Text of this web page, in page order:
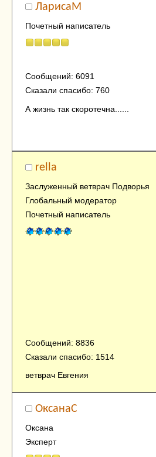
ЛарисаМ
Почетный написатель
Сообщений: 6091
Сказали спасибо: 760
А жизнь так скоротечна......
rella
Заслуженный ветврач Подворья
Глобальный модератор
Почетный написатель
Сообщений: 8836
Сказали спасибо: 1514
ветврач Евгения
ОксанаC
Оксана
Эксперт